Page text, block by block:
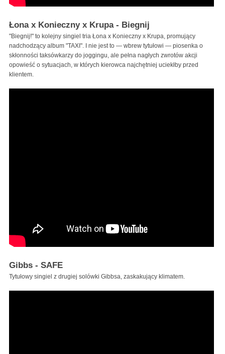
Łona x Konieczny x Krupa - Biegnij
"Biegnij!" to kolejny singiel tria Łona x Konieczny x Krupa, promujący
nadchodzący album "TAXI". I nie jest to — wbrew tytułowi — piosenka o
skłonności taksówkarzy do joggingu, ale pełna nagłych zwrotów akcji
opowieść o sytuacjach, w których kierowca najchętniej uciekłby przed
klientem.
Gibbs - SAFE
Tytułowy singiel z drugiej solówki Gibbsa, zaskakujący klimatem.